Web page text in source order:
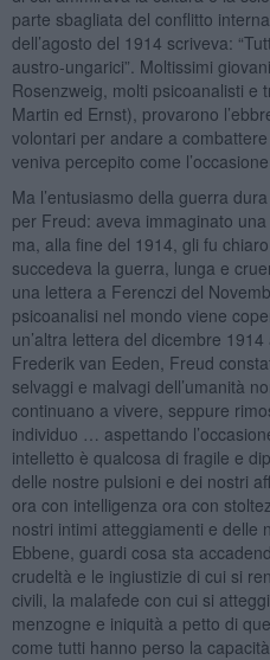
parte sbagliata del conflitto
dell’agosto del 1914 scriveva:
austro-ungarici”. Moltissimi
Rosenzweig, molti psicoanalisti e
Martin ed Ernst), provarono
volontari per andare a
veniva percepito come
Ma l’entusiasmo della guerra
per Freud: aveva immaginato
ma, alla fine del 1914, gli fu
succedeva la guerra, lunga e
una lettera a Ferenczi del
psicoanalisi nel mondo viene
un’altra lettera del dicembre
Frederik van Eeden, Freud
selvaggi e malvagi dell’umanità
continuano a vivere, seppure
individuo … aspettando
intelletto è qualcosa di fragile e
delle nostre pulsioni e dei nostri
ora con intelligenza ora con
nostri intimi atteggiamenti e delle
Ebbene, guardi cosa sta
crudeltà e le ingiustizie di cui si
civili, la malafede con cui si
menzogne e iniquità a petto di
come tutti hanno perso la